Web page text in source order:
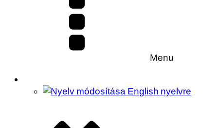
Menu